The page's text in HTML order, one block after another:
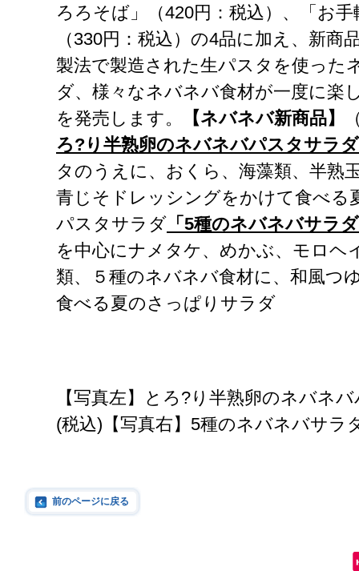
ろろそば」（420円：税込）、「お
（330円：税込）の4品に加え、新商
製法で製造された生パスタを使った
ダ、様々なネバネバ食材が一度に楽
を発売します。
【ネバネバ新商品】
ろ?り半熟卵のネバネバパスタサラ
タのうえに、おくら、海藻類、半熟
青じそドレッシングをかけて食べる
パスタサラダ 「5種のネバネバサラ
を中心にナメタケ、めかぶ、モロヘ
類、５種のネバネバ食材に、和風つ
食べる夏のさっぱりサラダ
【写真左】とろ?り半熟卵のネバネ
(税込)【写真右】5種のネバネバサラ
前のページに戻る